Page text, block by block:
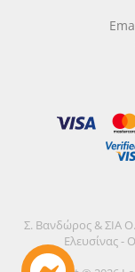
Σ. Βανδώρος & ΣΙΑ
Ελευσίνας -